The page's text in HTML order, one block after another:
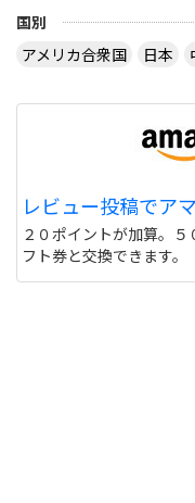
国別
アメリカ合衆国
日本
レビュー投稿でア
２０ポイントが加算。
フト券と交換できます。